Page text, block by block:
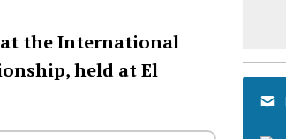
at the International
held at El